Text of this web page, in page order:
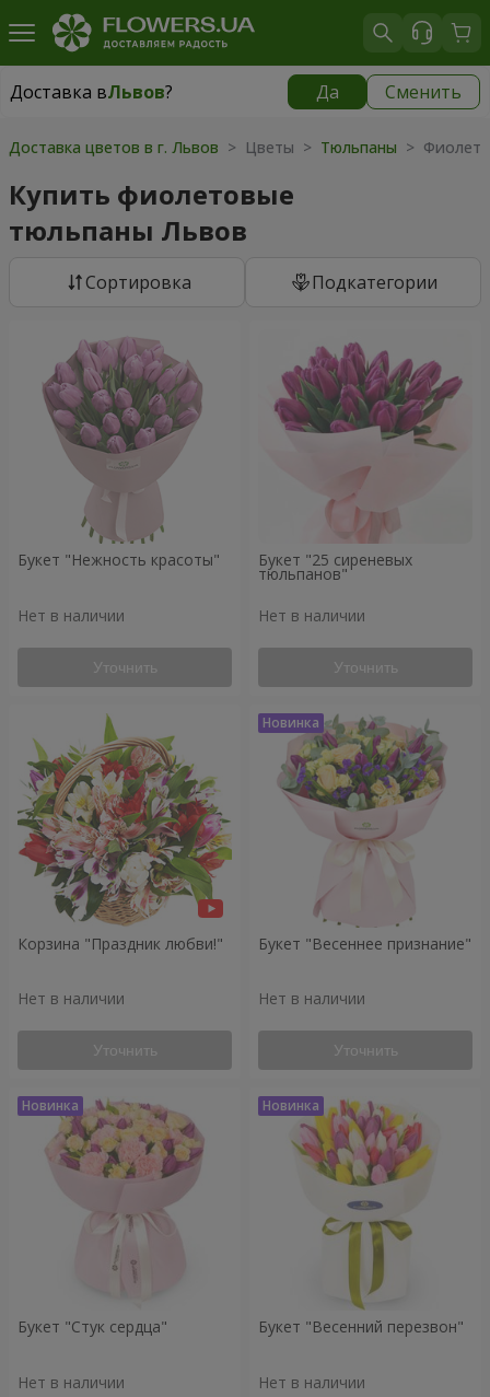
Доставка вЛьвов? Да Сменить
Доставка вЛьвов|
Доставка цветов в г. Львов > Цветы > Тюльпаны >
Купить фиолетовые
тюльпаны Львов
Cортировка Подкатегории
Букет "Нежность красоты"
Нет в наличии
Уточнить
Букет "25 сиреневых
тюльпанов"
Нет в наличии
Уточнить
Корзина "Праздник любви!"
Нет в наличии
Уточнить
Букет "Весеннее признание"
Нет в наличии
Уточнить
Букет "Стук сердца"
Нет в наличии
Букет "Весенний перезвон"
Нет в наличии